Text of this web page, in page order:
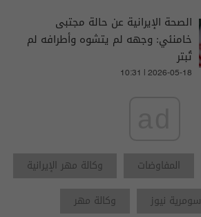
الصحة الإيرانية عن حالة مجتبى
خامنئي: وجهه لم يتشوه وأطرافه لم
تُبتر
10:31 | 2026-05-18
المفاوضات
وكالة مهر الإيرانية
سومرية نيوز
وكالة مهر